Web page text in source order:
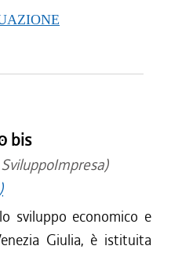
bis
sviluppo economico e
Giulia, è istituita